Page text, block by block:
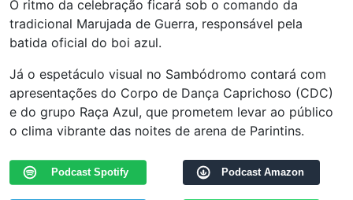
O ritmo da celebração ficará sob o comando da
tradicional Marujada de Guerra, responsável pela
batida oficial do boi azul.
Já o espetáculo visual no Sambódromo contará com
apresentações do Corpo de Dança Caprichoso (CDC)
e do grupo Raça Azul, que prometem levar ao público
o clima vibrante das noites de arena de Parintins.
Podcast Spotify Podcast Amazon